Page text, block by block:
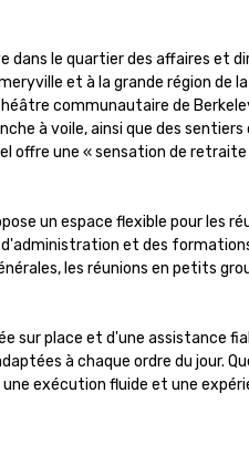
dans le quartier des affaires et
et à la grande région de
communautaire de
à voile, ainsi que des
offre une « sensation de retraite
un espace flexible pour
et des
les réunions en petits
place et d'une assistance
à chaque ordre du jour.
exécution fluide et une